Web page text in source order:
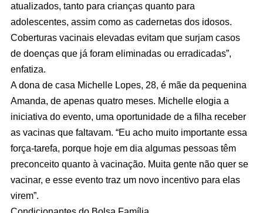
atualizados, tanto para crianças quanto para
adolescentes, assim como as cadernetas dos idosos.
Coberturas vacinais elevadas evitam que surjam casos
de doenças que já foram eliminadas ou erradicadas”,
enfatiza.
A dona de casa Michelle Lopes, 28, é mãe da pequenina
Amanda, de apenas quatro meses. Michelle elogia a
iniciativa do evento, uma oportunidade de a filha receber
as vacinas que faltavam. “Eu acho muito importante essa
força-tarefa, porque hoje em dia algumas pessoas têm
preconceito quanto à vacinação. Muita gente não quer se
vacinar, e esse evento traz um novo incentivo para elas
virem”.